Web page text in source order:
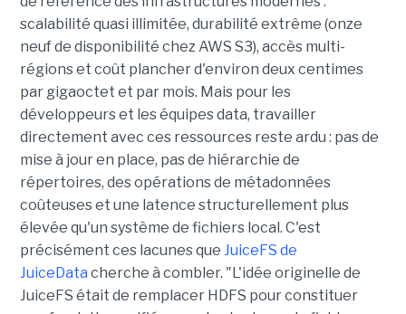
scalabilité quasi illimitée, durabilité extrême (onze
neuf de disponibilité chez AWS S3), accès multi-
régions et coût plancher d'environ deux centimes
par gigaoctet et par mois. Mais pour les
développeurs et les équipes data, travailler
directement avec ces ressources reste ardu : pas de
mise à jour en place, pas de hiérarchie de
répertoires, des opérations de métadonnées
coûteuses et une latence structurellement plus
élevée qu'un système de fichiers local. C'est
précisément ces lacunes que JuiceFS de
JuiceData cherche à combler. "L'idée originelle de
JuiceFS était de remplacer HDFS pour constituer